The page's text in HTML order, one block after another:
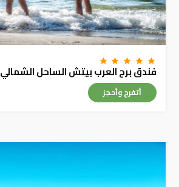
فندق برج العرب بيتش الساحل الشمالي
أتفرج وأحجز